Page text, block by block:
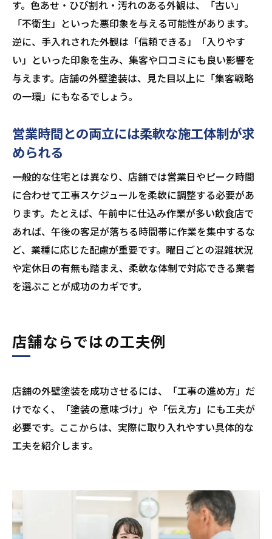
す。色あせ・ひび割れ・汚れのある外観は、「古い」
「不衛生」といった悪印象を与える可能性があります。
逆に、手入れされた外観は「信頼できる」「入りやす
い」といった印象を生み、集客や口コミにも良い影響を
与えます。店舗の外壁塗装は、見た目以上に「集客戦略
の一環」にもなるでしょう。
営業時間との両立には柔軟な施工体制が求
められる
一般的な住宅とは異なり、店舗では営業日やピーク時間
に合わせて工事スケジュールを柔軟に調整する必要があ
ります。たとえば、午前中に仕込み作業が多い飲食店で
あれば、午後の客足が落ちる時間帯に作業を集中するな
ど、業種に応じた配慮が重要です。曜日ごとの混雑状況
や定休日の有無も踏まえ、柔軟な体制で対応できる業者
を選ぶことが成功のカギです。
店舗ならではの工夫例
店舗の外壁塗装を成功させるには、「工事の進め方」だ
けでなく、「塗装の意味づけ」や「伝え方」にも工夫が
必要です。ここからは、実際に取り入れやすい具体的な
工夫を紹介します。